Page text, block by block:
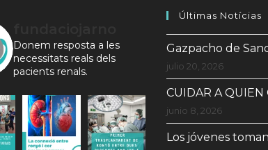
Donem resposta a les
necessitats reals dels
pacients renals.
Últimas Notícias
Gazpacho de
julio 20, 2026
CUIDAR A QUIEN
junio 8, 2026
Los jóvenes